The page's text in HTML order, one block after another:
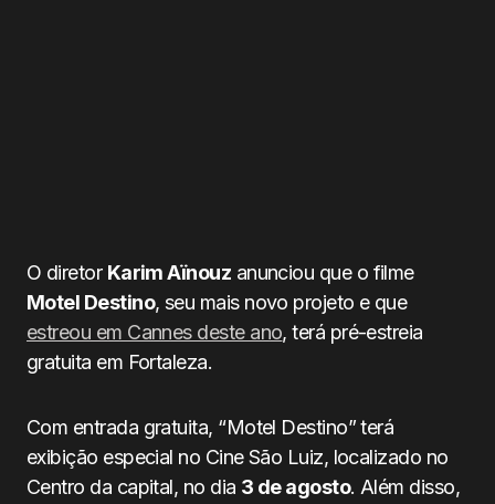
O diretor Karim Aïnouz anunciou que o filme
Motel Destino, seu mais novo projeto e que
estreou em Cannes deste ano, terá pré-estreia
gratuita em Fortaleza.
Com entrada gratuita, “Motel Destino” terá
exibição especial no Cine São Luiz, localizado no
Centro da capital, no dia 3 de agosto. Além disso,